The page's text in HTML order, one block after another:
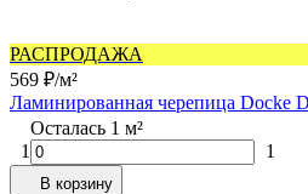
РАСПРОДАЖА
569 ₽/м²
Ламинированная черепица Docke
Осталась 1 м²
1
1
В корзину